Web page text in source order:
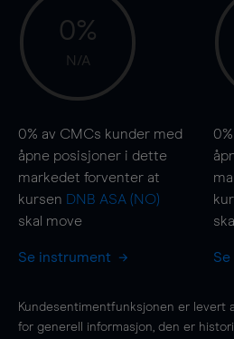
0%
N/A
0% av CMCs kunder med
åpne posisjoner i dette
markedet forventer at
kursen DNB ASA (NO)
skal move
Se instrument
0%
skal
Kundesentimentfunksjonen er levert
for generell informasjon, den er